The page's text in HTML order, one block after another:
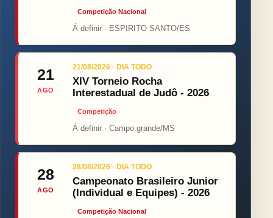
Competição Nacional
Á definir · ESPIRITO SANTO/ES
21
AGO
21/08/2026 · DIA TODO
XIV Torneio Rocha
Interestadual de Judô - 2026
Competição
Á definir · Campo grande/MS
28
AGO
28/08/2026 · DIA TODO
Campeonato Brasileiro Junior
(Individual e Equipes) - 2026
Competição Nacional